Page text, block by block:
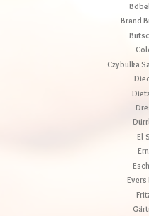
Brand
Czybulka
El-
Evers